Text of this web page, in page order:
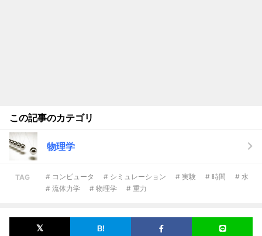
この記事のカテゴリ
物理学
TAG # コンピュータ # シミュレーション # 実験 # 時間
# 水
# 流体力学
# 物理学 # 重力